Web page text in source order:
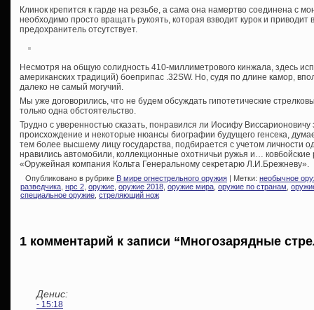
Клинок крепится к гарде на резьбе, а сама она намертво соединена с
необходимо просто вращать рукоять, которая взводит курок и приводит
предохранитель отсутствует.
Несмотря на общую солидность 410-миллиметрового кинжала, здесь
американских традиций) боеприпас .32SW. Но, судя по длине камор,
далеко не самый могучий.
Мы уже договорились, что не будем обсуждать гипотетические
только одна обстоятельство.
Трудно с уверенностью сказать, понравился ли Иосифу Виссарионовичу
происхождение и некоторые нюансы биографии будущего генсека,
тем более высшему лицу государства, подбирается с учетом личности
нравились автомобили, коллекционные охотничьи ружья и… ковбойские
«Оружейная компания Кольта Генеральному секретарю Л.И.Брежневу».
Опубликовано в рубрике В мире огнестрельного оружия | Метки: необычное
разведчика нрс 2 оружие оружие 2018 оружие мира оружие по странам
специальное оружие стреляющий нож
1 комментарий к записи “Многозарядные
Денис:
- 15:18